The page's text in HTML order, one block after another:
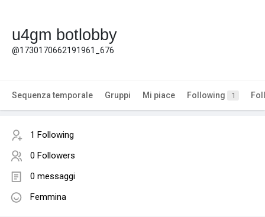
u4gm botlobby
@1730170662191961_676
Sequenza temporale Gruppi Mi piace Following 1
1 Following
0 Followers
0 messaggi
Femmina